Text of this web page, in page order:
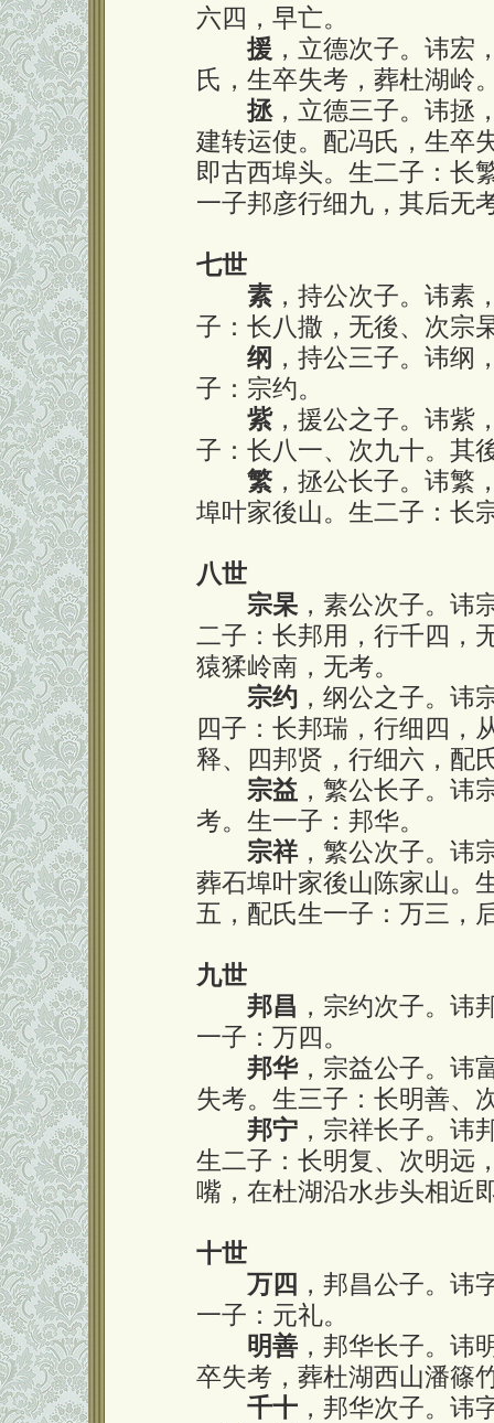
六四，早亡。
援 ，立德次子。讳宏
氏，生卒失考，葬杜湖岭
拯，立德三子。讳拯
建转运使。配冯氏，生卒
即古西埠头。生二子：长
一子邦彦行细九，其后无
七世
素 ，持公次子。讳素
子：长八撒，无後、次宗
纲 ，持公三子。讳纲
子：宗约。
紫，援公之子。讳紫
子：长八一、次九十。其
繁 ，拯公长子。讳繁
埠叶家後山。生二子：长
八世
宗杲 ，素公次子。讳
二子：长邦用，行千四，
猿猱岭南，无考。
宗约 ，纲公之子。讳
四子：长邦瑞，行细四，
释、四邦贤，行细六，配
宗益 ，繁公长子。讳
考。生一子：邦华。
宗祥，繁公次子。讳
葬石埠叶家後山陈家山。
五，配氏生一子：万三，
九世
邦昌 ，宗约次子。讳
一子：万四。
邦华，宗益公子。讳
失考。生三子：长明善、
邦宁 ，宗祥长子。讳
生二子：长明复、次明远
嘴，在杜湖沿水步头相近
十世
万四 ，邦昌公子。讳
一子：元礼。
明善 ，邦华长子。讳
卒失考，葬杜湖西山潘篠
千十 ，邦华次子。讳